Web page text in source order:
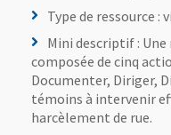
Type de ressource :
Mini descriptif :
composée de cinq
Documenter, Diriger,
témoins à intervenir
harcèlement de rue.